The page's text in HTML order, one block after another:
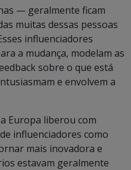
— geralmente ficam
muitas dessas pessoas
influenciadores
a mudança, modelam as
sobre o que está
e envolvem a
Europa liberou com
influenciadores como
mais inovadora e
estavam geralmente